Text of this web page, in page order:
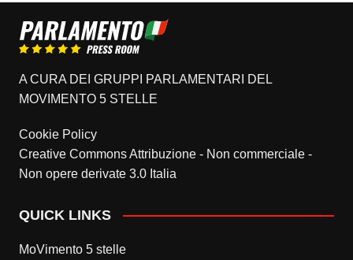
A CURA DEI GRUPPI PARLAMENTARI DEL
MOVIMENTO 5 STELLE
Cookie Policy
Creative Commons Attribuzione - Non commerciale -
Non opere derivate 3.0 Italia
QUICK LINKS
MoVimento 5 stelle